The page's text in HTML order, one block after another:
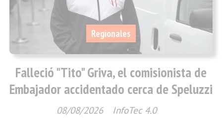
Falleció "Tito" Griva, el comisionista de
Embajador accidentado cerca de Speluzzi
InfoTec 4.0
Regionales
08/08/2026